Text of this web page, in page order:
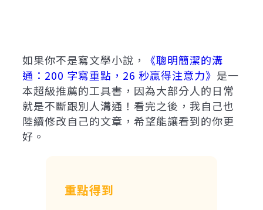
如果你不是寫文學小說，
《聰明簡潔的溝
通：200 字寫重點，26 秒贏得注意力》 是一
本超級推薦的工具書，因為大部分人的日常
就是不斷跟別人溝通！看完之後，我自己也
陸續修改自己的文章，希望能讓看到的你更
好。
重點得到